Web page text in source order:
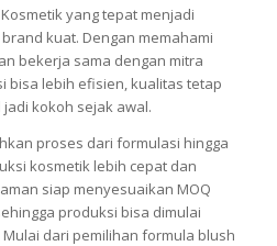
yang tepat menjadi
kuat. Dengan memahami
bekerja sama dengan mitra
bisa lebih efisien, kualitas tetap
kokoh sejak awal.
proses dari formulasi hingga
kosmetik lebih cepat dan
siap menyesuaikan MOQ
produksi bisa dimulai
dari pemilihan formula blush